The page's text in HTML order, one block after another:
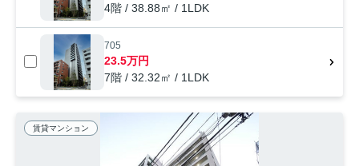
4階 / 38.88㎡ / 1LDK
705
23.5万円
7階 / 32.32㎡ / 1LDK
賃貸マンション